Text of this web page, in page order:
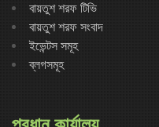
বায়তুশ শরফ টিভি
বায়তুশ শরফ সংবাদ
ইভেন্টস সমূহ
ব্লগসমূহ